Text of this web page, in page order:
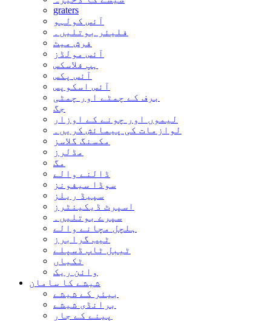
graters
آئس کولہو
فلیئر بوتلیں۔
فرش میٹ
آئس مولڈز
ہپ فلاسکس
آئس پکس
آئس اسکوپس
برف کے چمٹے اور چمٹی
جگ
لیموں اور چونے کے اوزار
لوازمات کی پیمائش کریں۔
مکسنگ گلاسز
مڈلرز
مگ
ڈالنے والے
سوڈا سیفونز
سپیڈ ریلز
اسپرٹ ڈیکینٹرز
سپرے بوتلیں۔
ہلچل مچانے والے
ٹیب گرابرز
ٹیبل ٹاپ ڈسپلے
ٹکیاں
وائن ریک
شیشے کا سامان
بیئر کے شیشے
برانڈی شیشے
پینے کے جار